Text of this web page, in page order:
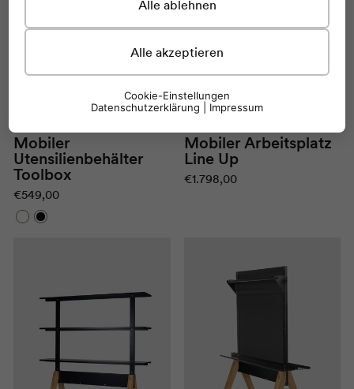
Alle ablehnen
Alle akzeptieren
Cookie-Einstellungen
Datenschutzerklärung
Impressum
Mobiler
Utensilienbehälter
Toolbox
€549,00
Mobiler Arbeitsplatz
Line Up
€1.798,00